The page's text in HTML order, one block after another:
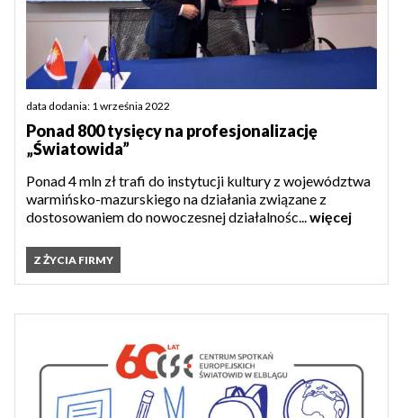
data dodania: 1 września 2022
Ponad 800 tysięcy na profesjonalizację
„Światowida”
Ponad 4 mln zł trafi do instytucji kultury z województwa
warmińsko-mazurskiego na działania związane z
dostosowaniem do nowoczesnej działalnośc...więcej
Z ŻYCIA FIRMY